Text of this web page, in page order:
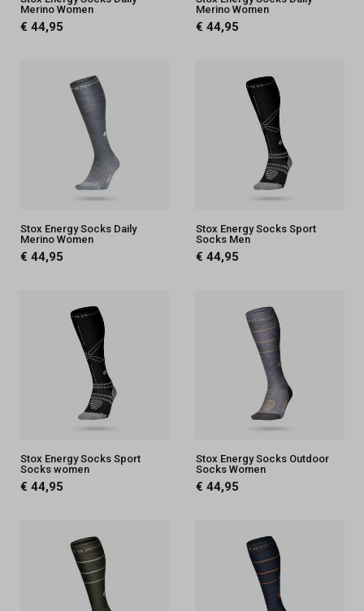
Merino Women
€ 44,95
Merino Women
€ 44,95
Stox Energy Socks Daily
Merino Women
€ 44,95
Stox Energy Socks Sport
Socks Men
€ 44,95
Stox Energy Socks Sport
Socks women
€ 44,95
Stox Energy Socks Outdoor
Socks Women
€ 44,95